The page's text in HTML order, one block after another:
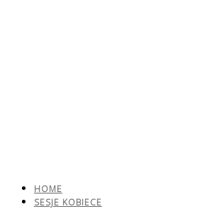
HOME
SESJE KOBIECE